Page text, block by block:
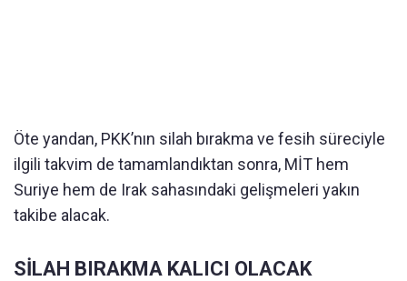
Öte yandan, PKK’nın silah bırakma ve fesih süreciyle
ilgili takvim de tamamlandıktan sonra, MİT hem
Suriye hem de Irak sahasındaki gelişmeleri yakın
takibe alacak.
SİLAH BIRAKMA KALICI OLACAK